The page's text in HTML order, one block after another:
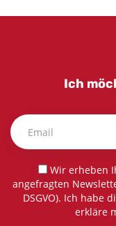
Ich
Wir erheben
angefragten
DSGVO). Ich habe
erkläre